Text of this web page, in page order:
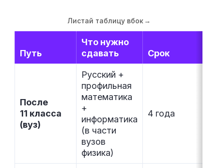
Листай таблицу вбок →
Путь
Что нужно
сдавать
Срок
После
11 класса
(вуз)
Русский +
профильная
математика
+
информатика
(в части
вузов
физика)
4 года